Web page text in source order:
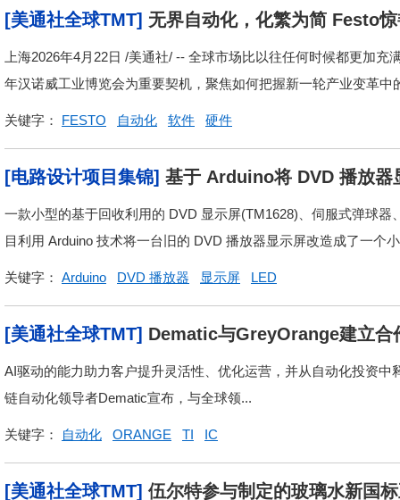
[美通社全球TMT] 无界自动化，化繁为简 Festo
上海2026年4月22日 /美通社/ -- 全球市场比以往任何时候都更加
年汉诺威工业博览会为重要契机，聚焦如何把握新一轮产业变革中
关键字： FESTO 自动化 软件 硬件
[电路设计项目集锦] 基于 Arduino将 DVD 播放器
时计分功能
一款小型的基于回收利用的 DVD 显示屏(TM1628)、伺服式弹球
目利用 Arduino 技术将一台旧的 DVD 播放器显示屏改造成了一个
关键字： Arduino DVD 播放器 显示屏 LED
[美通社全球TMT] Dematic与GreyOrange建立合
AI驱动的能力助力客户提升灵活性、优化运营，并从自动化投资
链自动化领导者Dematic宣布，与全球领...
关键字： 自动化 ORANGE TI IC
[美通社全球TMT] 伍尔特参与制定的玻璃水新国